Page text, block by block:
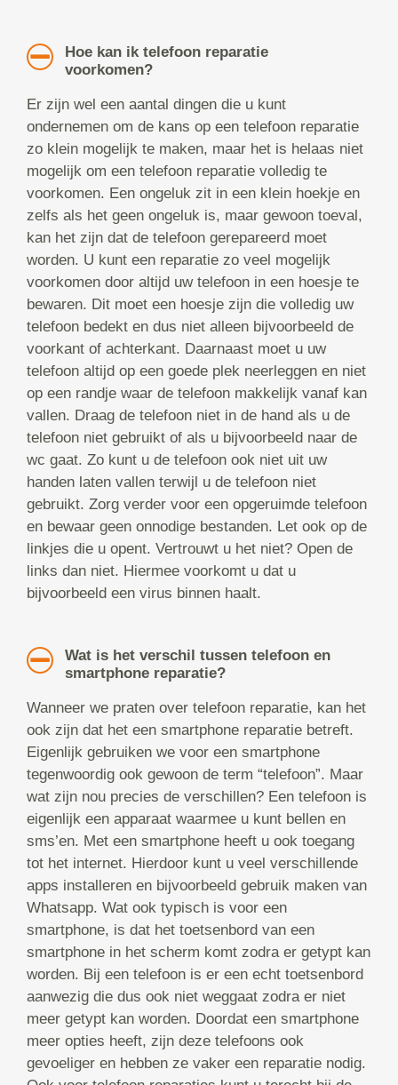
Hoe kan ik telefoon reparatie
voorkomen?
Er zijn wel een aantal dingen die u kunt
ondernemen om de kans op een telefoon reparatie
zo klein mogelijk te maken, maar het is helaas niet
mogelijk om een telefoon reparatie volledig te
voorkomen. Een ongeluk zit in een klein hoekje en
zelfs als het geen ongeluk is, maar gewoon toeval,
kan het zijn dat de telefoon gerepareerd moet
worden. U kunt een reparatie zo veel mogelijk
voorkomen door altijd uw telefoon in een hoesje te
bewaren. Dit moet een hoesje zijn die volledig uw
telefoon bedekt en dus niet alleen bijvoorbeeld de
voorkant of achterkant. Daarnaast moet u uw
telefoon altijd op een goede plek neerleggen en niet
op een randje waar de telefoon makkelijk vanaf kan
vallen. Draag de telefoon niet in de hand als u de
telefoon niet gebruikt of als u bijvoorbeeld naar de
wc gaat. Zo kunt u de telefoon ook niet uit uw
handen laten vallen terwijl u de telefoon niet
gebruikt. Zorg verder voor een opgeruimde telefoon
en bewaar geen onnodige bestanden. Let ook op de
linkjes die u opent. Vertrouwt u het niet? Open de
links dan niet. Hiermee voorkomt u dat u
bijvoorbeeld een virus binnen haalt.
Wat is het verschil tussen telefoon en
smartphone reparatie?
Wanneer we praten over telefoon reparatie, kan het
ook zijn dat het een smartphone reparatie betreft.
Eigenlijk gebruiken we voor een smartphone
tegenwoordig ook gewoon de term “telefoon”. Maar
wat zijn nou precies de verschillen? Een telefoon is
eigenlijk een apparaat waarmee u kunt bellen en
sms’en. Met een smartphone heeft u ook toegang
tot het internet. Hierdoor kunt u veel verschillende
apps installeren en bijvoorbeeld gebruik maken van
Whatsapp. Wat ook typisch is voor een
smartphone, is dat het toetsenbord van een
smartphone in het scherm komt zodra er getypt kan
worden. Bij een telefoon is er een echt toetsenbord
aanwezig die dus ook niet weggaat zodra er niet
meer getypt kan worden. Doordat een smartphone
meer opties heeft, zijn deze telefoons ook
gevoeliger en hebben ze vaker een reparatie nodig.